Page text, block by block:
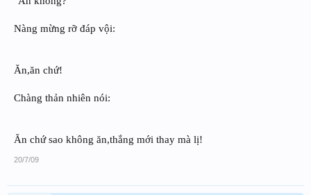
Nàng mừng rỡ đáp vội:
Ăn,ăn chứ!
Chàng thản nhiên nói:
Ăn chứ sao không ăn,thắng mới thay mà lị!
20/7/09